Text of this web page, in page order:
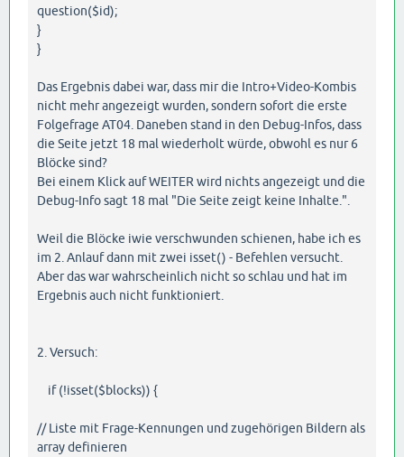
question($id);
}
}
Das Ergebnis dabei war, dass mir die Intro+Video-Kombis
nicht mehr angezeigt wurden, sondern sofort die erste
Folgefrage AT04. Daneben stand in den Debug-Infos, dass
die Seite jetzt 18 mal wiederholt würde, obwohl es nur 6
Blöcke sind?
Bei einem Klick auf WEITER wird nichts angezeigt und die
Debug-Info sagt 18 mal "Die Seite zeigt keine Inhalte.".
Weil die Blöcke iwie verschwunden schienen, habe ich es
im 2. Anlauf dann mit zwei isset() - Befehlen versucht.
Aber das war wahrscheinlich nicht so schlau und hat im
Ergebnis auch nicht funktioniert.
2. Versuch:
if (!isset($blocks)) {
// Liste mit Frage-Kennungen und zugehörigen Bildern als
array definieren